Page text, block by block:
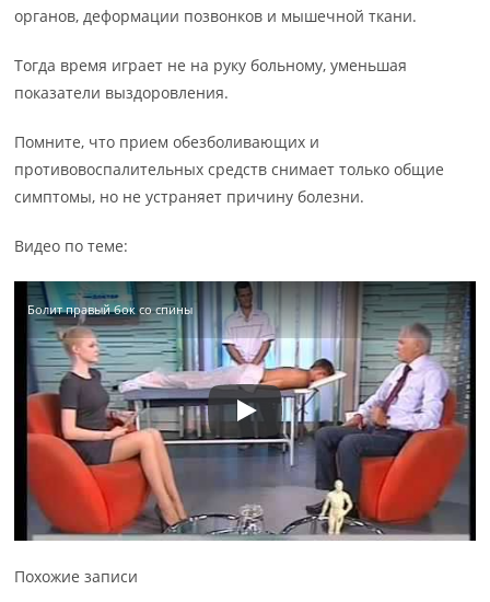
органов, деформации позвонков и мышечной ткани.
Тогда время играет не на руку больному, уменьшая
показатели выздоровления.
Помните, что прием обезболивающих и
противовоспалительных средств снимает только общие
симптомы, но не устраняет причину болезни.
Видео по теме:
Болит правый бок со спины
Похожие записи